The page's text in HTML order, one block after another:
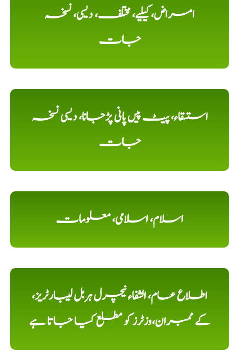
امراض، کیلیے، مختلف، دیسی، نسخہ
جات
استسقاء، پیٹ پیں پانی پڑجانا، دیسی نسخہ
جات
اسلام، اسلامی، معلومات
اطلاع عام، الشفاء نیچرل ہربل لیبارٹریز،
کے ممبران،وزٹرز کو مطلع کیا جاتا ہے